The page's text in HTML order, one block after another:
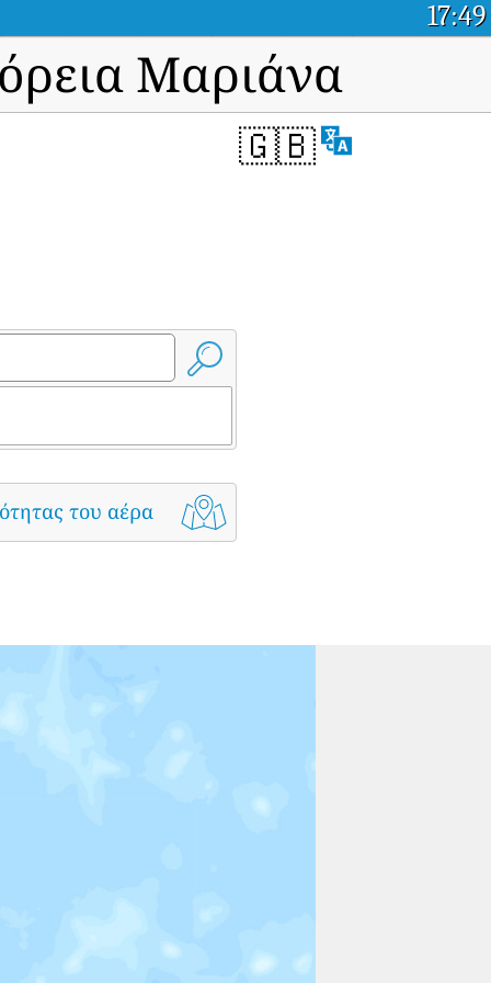
17:49
Μαριάνα
🇬🇧
του αέρα